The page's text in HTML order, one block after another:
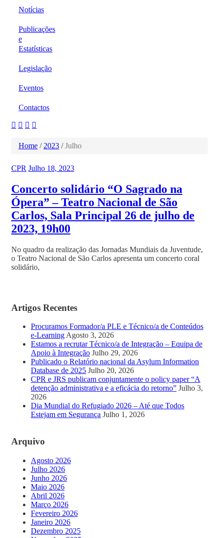
Notícias
Publicações
e
Estatísticas
Legislação
Eventos
Contactos
Home / 2023 /Julho
CPR Julho 18, 2023
Concerto solidário “O Sagrado na
Ópera” – Teatro Nacional de São
Carlos, Sala Principal 26 de julho de
2023, 19h00
No quadro da realização das Jornadas Mundiais da Juventude,
o Teatro Nacional de São Carlos apresenta um concerto coral
solidário,
Artigos Recentes
Procuramos Formador/a PLE e Técnico/a de Conteúdos
e-Learning Agosto 3, 2026
Estamos a recrutar Técnico/a de Integração – Equipa de
Apoio à Integração Julho 29, 2026
Publicado o Relatório nacional da Asylum Information
Database de 2025 Julho 20, 2026
CPR e JRS publicam conjuntamente o policy paper “A
detenção administrativa e a eficácia do retorno” Julho 3,
2026
Dia Mundial do Refugiado 2026 – Até que Todos
Estejam em Segurança Julho 1, 2026
Arquivo
Agosto 2026
Julho 2026
Junho 2026
Maio 2026
Abril 2026
Março 2026
Fevereiro 2026
Janeiro 2026
Dezembro 2025